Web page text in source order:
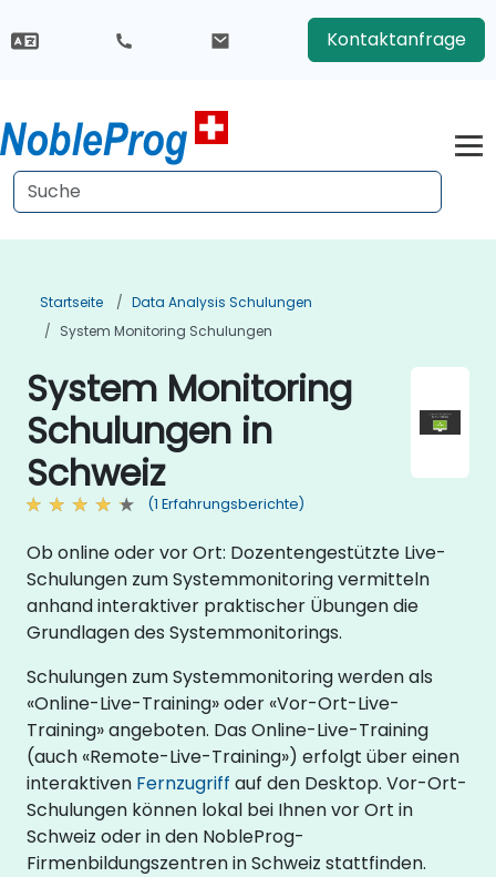
Kontaktanfrage
Startseite
Data Analysis Schulungen
System Monitoring Schulungen
System Monitoring
Schulungen in
Schweiz
(1 Erfahrungsberichte)
Ob online oder vor Ort: Dozentengestützte Live-
Schulungen zum Systemmonitoring vermitteln
anhand interaktiver praktischer Übungen die
Grundlagen des Systemmonitorings.
Schulungen zum Systemmonitoring werden als
«Online-Live-Training» oder «Vor-Ort-Live-
Training» angeboten. Das Online-Live-Training
(auch «Remote-Live-Training») erfolgt über einen
interaktiven Fernzugriff auf den Desktop. Vor-Ort-
Schulungen können lokal bei Ihnen vor Ort in
Schweiz oder in den NobleProg-
Firmenbildungszentren in Schweiz stattfinden.